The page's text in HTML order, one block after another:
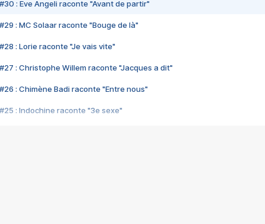
#30 : Eve Angeli raconte "Avant de partir"
#29 : MC Solaar raconte "Bouge de là"
#28 : Lorie raconte "Je vais vite"
#27 : Christophe Willem raconte "Jacques a dit"
#26 : Chimène Badi raconte "Entre nous"
#25 : Indochine raconte "3e sexe"